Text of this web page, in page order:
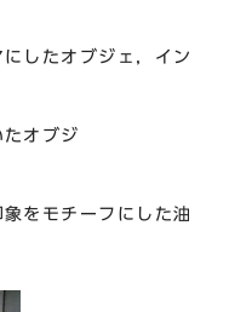
したオブジェ，イン
オブジ
チーフにした油